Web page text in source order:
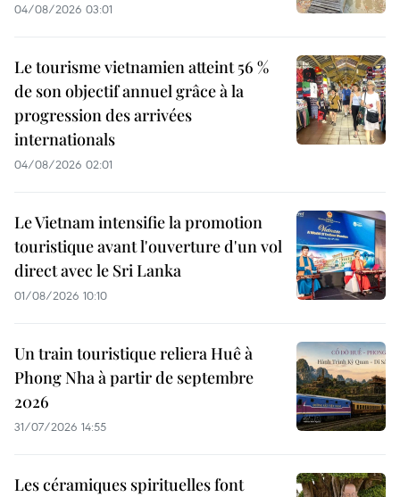
04/08/2026 03:01
Le tourisme vietnamien atteint 56 %
de son objectif annuel grâce à la
progression des arrivées
internationals
04/08/2026 02:01
Le Vietnam intensifie la promotion
touristique avant l'ouverture d'un vol
direct avec le Sri Lanka
01/08/2026 10:10
Un train touristique reliera Huê à
Phong Nha à partir de septembre
2026
31/07/2026 14:55
Les céramiques spirituelles font